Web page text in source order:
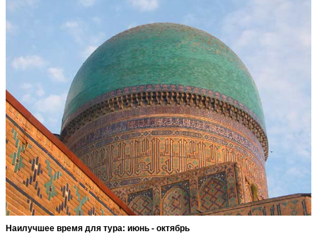
Наилучшее время для тура: июнь - октябрь